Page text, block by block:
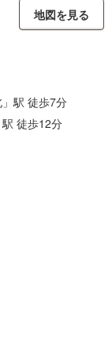
地図を見る
駅 徒歩7分
徒歩12分